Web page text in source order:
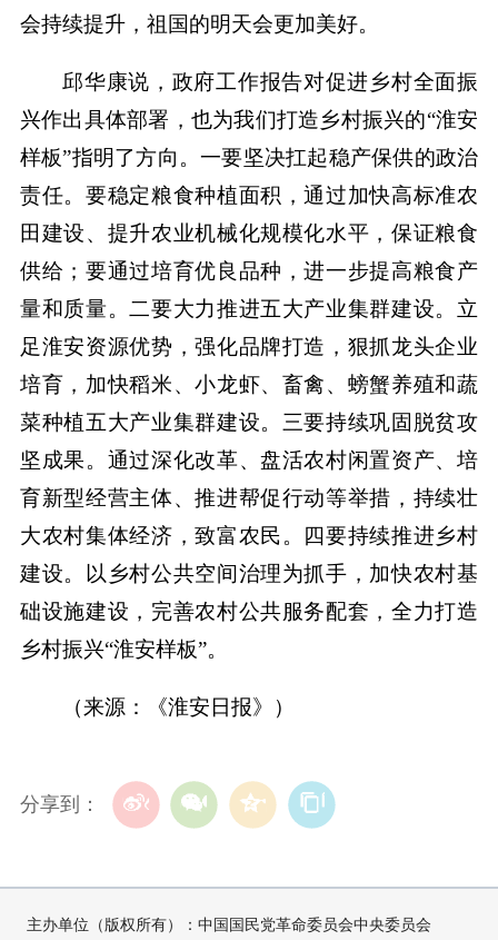
会持续提升，祖国的明天会更加美好。
邱华康说，政府工作报告对促进乡村全面振
兴作出具体部署，也为我们打造乡村振兴的“淮安
样板”指明了方向。一要坚决扛起稳产保供的政治
责任。要稳定粮食种植面积，通过加快高标准农
田建设、提升农业机械化规模化水平，保证粮食
供给；要通过培育优良品种，进一步提高粮食产
量和质量。二要大力推进五大产业集群建设。立
足淮安资源优势，强化品牌打造，狠抓龙头企业
培育，加快稻米、小龙虾、畜禽、螃蟹养殖和蔬
菜种植五大产业集群建设。三要持续巩固脱贫攻
坚成果。通过深化改革、盘活农村闲置资产、培
育新型经营主体、推进帮促行动等举措，持续壮
大农村集体经济，致富农民。四要持续推进乡村
建设。以乡村公共空间治理为抓手，加快农村基
础设施建设，完善农村公共服务配套，全力打造
乡村振兴“淮安样板”。
（来源：《淮安日报》）
分享到：
主办单位（版权所有）：中国国民党革命委员会中央委员会